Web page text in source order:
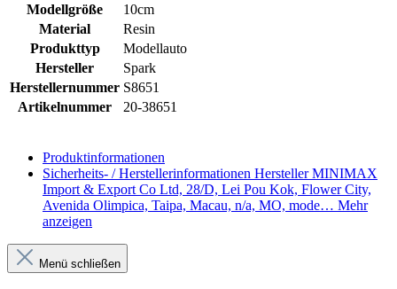
Modellgröße
10cm
Material
Resin
Produkttyp
Modellauto
Hersteller
Spark
Herstellernummer S8651
Artikelnummer
20-38651
Produktinformationen
Sicherheits- / Herstellerinformationen Hersteller MINIMAX
Import & Export Co Ltd, 28/D, Lei Pou Kok, Flower City,
Avenida Olimpica, Taipa, Macau, n/a, MO, mode… Mehr
anzeigen
Menü schließen